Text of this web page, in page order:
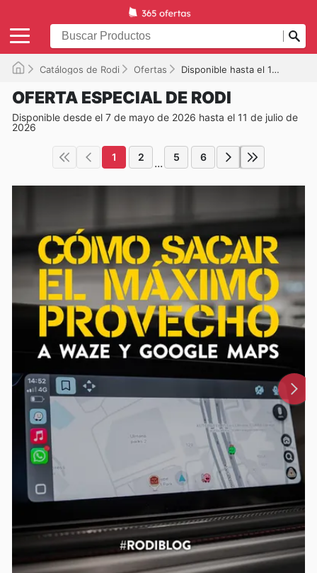
Catálogos de Rodi Ofertas Disponible hasta el 11/07/2026
OFERTA ESPECIAL DE RODI
Disponible desde el 7 de mayo de 2026 hasta el 11 de julio de
2026
1 2 ... 5 6